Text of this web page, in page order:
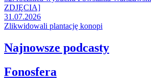
ZDJĘCIA]
31.07.2026
Zlikwidowali plantację konopi
Najnowsze podcasty
Fonosfera